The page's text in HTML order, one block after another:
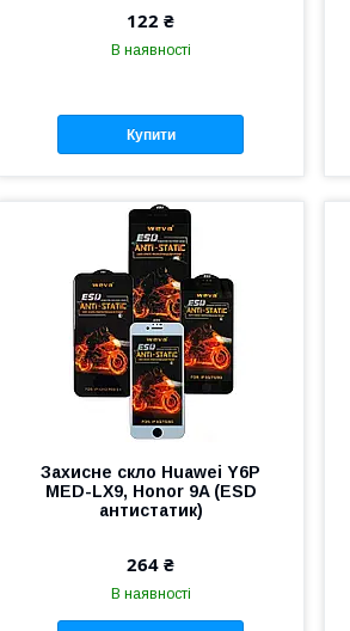
122 ₴
В наявності
Купити
Захисне скло Huawei Y6P
MED-LX9, Honor 9A (ESD
антистатик)
264 ₴
В наявності